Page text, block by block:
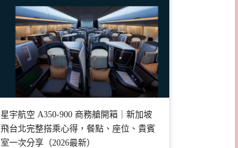
星宇航空 A350-900 商務艙開箱｜新加坡
飛台北完整搭乘心得，餐點、座位、貴賓
室一次分享（2026最新）